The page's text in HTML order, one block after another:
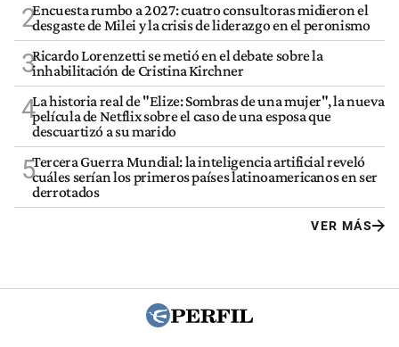
2Encuesta rumbo a 2027: cuatro consultoras midieron el
desgaste de Milei y la crisis de liderazgo en el peronismo
3Ricardo Lorenzetti se metió en el debate sobre la
inhabilitación de Cristina Kirchner
4La historia real de "Elize: Sombras de una mujer", la nueva
película de Netflix sobre el caso de una esposa que
descuartizó a su marido
5Tercera Guerra Mundial: la inteligencia artificial reveló
cuáles serían los primeros países latinoamericanos en ser
derrotados
VER MÁS